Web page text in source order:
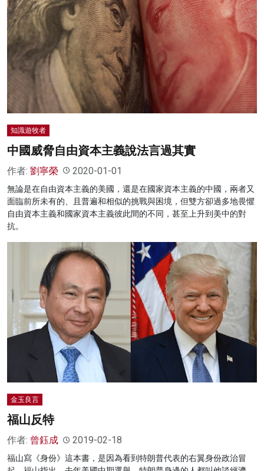
知識遊牧者
中國威脅自由資本主義說法言過其實
作者: 劉寧榮 2020-01-01
無論是在自由資本主義的美國，還是在國家資本主義的中國，兩者又
面臨前所未有的、且普遍和相似的挑戰與困境，但雙方卻過多地畏懼
自由資本主義和國家資本主義彼此間的不同，甚至上升到美中的對
抗。
金玉良言
福山反特
作者: 曾鈺成 2019-02-18
福山寫《身份》這本書，是因為看到特朗普代表的右翼身份政治冒